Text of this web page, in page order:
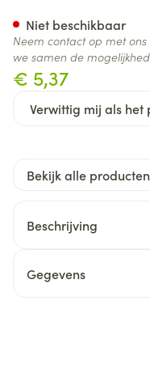
€ 5,37
Verwittig mij als
Niet beschikbaar
Neem contact op met
we samen de
Bekijk alle
Beschrijving
Gegevens